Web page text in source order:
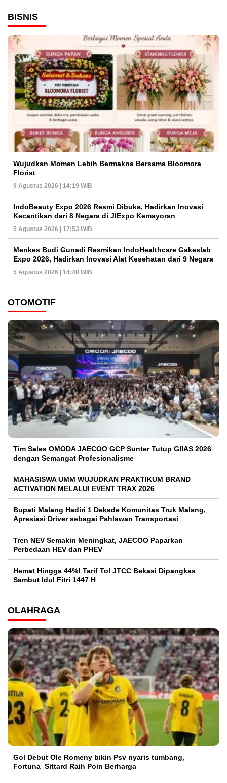
BISNIS
Wujudkan Momen Lebih Bermakna Bersama Bloomora
Florist
9 Agustus 2026 | 14:19 WIB
IndoBeauty Expo 2026 Resmi Dibuka, Hadirkan Inovasi
Kecantikan dari 8 Negara di JIExpo Kemayoran
5 Agustus 2026 | 17:53 WIB
Menkes Budi Gunadi Resmikan IndoHealthcare Gakeslab
Expo 2026, Hadirkan Inovasi Alat Kesehatan dari 9 Negara
5 Agustus 2026 | 14:40 WIB
OTOMOTIF
Tim Sales OMODA JAECOO GCP Sunter Tutup GIIAS 2026
dengan Semangat Profesionalisme
MAHASISWA UMM WUJUDKAN PRAKTIKUM BRAND
ACTIVATION MELALUI EVENT TRAX 2026
Bupati Malang Hadiri 1 Dekade Komunitas Truk Malang,
Apresiasi Driver sebagai Pahlawan Transportasi
Tren NEV Semakin Meningkat, JAECOO Paparkan
Perbedaan HEV dan PHEV
Hemat Hingga 44%! Tarif Tol JTCC Bekasi Dipangkas
Sambut Idul Fitri 1447 H
OLAHRAGA
Gol Debut Ole Romeny bikin Psv nyaris tumbang,
Fortuna Sittard Raih Poin Berharga